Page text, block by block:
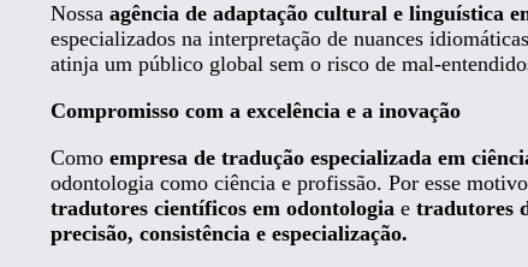
Nossa agência de adaptação cultural e linguística
especializados na interpretação de nuances
atinja um público global sem o risco de mal-
Compromisso com a excelência e a inovação
Como empresa de tradução especializada em
odontologia como ciência e profissão. Por esse
tradutores científicos em odontologia e tradutores
precisão, consistência e especialização.